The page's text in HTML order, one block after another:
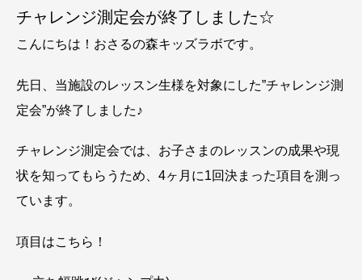
チャレンジ測定会が終了しました☆
こんにちは！おさるの森キッズラボです。
先日、当施設のレッスン生様を対象にした”チャレンジ測
定会”が終了しました♪
チャレンジ測定会では、お子さまのレッスンの成果や現
状を知ってもらうため、4ヶ月に1回決まった項目を測っ
ています。
項目はこちら！